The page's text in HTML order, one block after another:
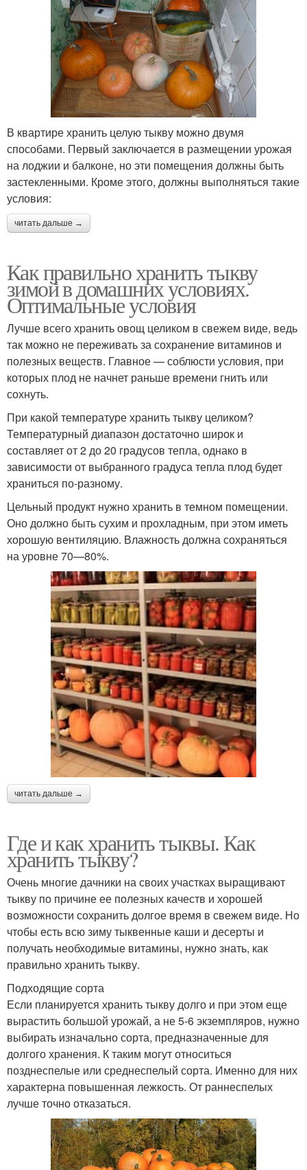
В квартире хранить целую тыкву можно двумя
способами. Первый заключается в размещении урожая
на лоджии и балконе, но эти помещения должны быть
застекленными. Кроме этого, должны выполняться такие
условия:
читать дальше →
Как правильно хранить тыкву
зимой в домашних условиях.
Оптимальные условия
Лучше всего хранить овощ целиком в свежем виде, ведь
так можно не переживать за сохранение витаминов и
полезных веществ. Главное — соблюсти условия, при
которых плод не начнет раньше времени гнить или
сохнуть.
При какой температуре хранить тыкву целиком?
Температурный диапазон достаточно широк и
составляет от 2 до 20 градусов тепла, однако в
зависимости от выбранного градуса тепла плод будет
храниться по-разному.
Цельный продукт нужно хранить в темном помещении.
Оно должно быть сухим и прохладным, при этом иметь
хорошую вентиляцию. Влажность должна сохраняться
на уровне 70—80%.
читать дальше →
Где и как хранить тыквы. Как
хранить тыкву?
Очень многие дачники на своих участках выращивают
тыкву по причине ее полезных качеств и хорошей
возможности сохранить долгое время в свежем виде. Но
чтобы есть всю зиму тыквенные каши и десерты и
получать необходимые витамины, нужно знать, как
правильно хранить тыкву.
Подходящие сорта
Если планируется хранить тыкву долго и при этом еще
вырастить большой урожай, а не 5-6 экземпляров, нужно
выбирать изначально сорта, предназначенные для
долгого хранения. К таким могут относиться
позднеспелые или среднеспелый сорта. Именно для них
характерна повышенная лежкость. От раннеспелых
лучше точно отказаться.